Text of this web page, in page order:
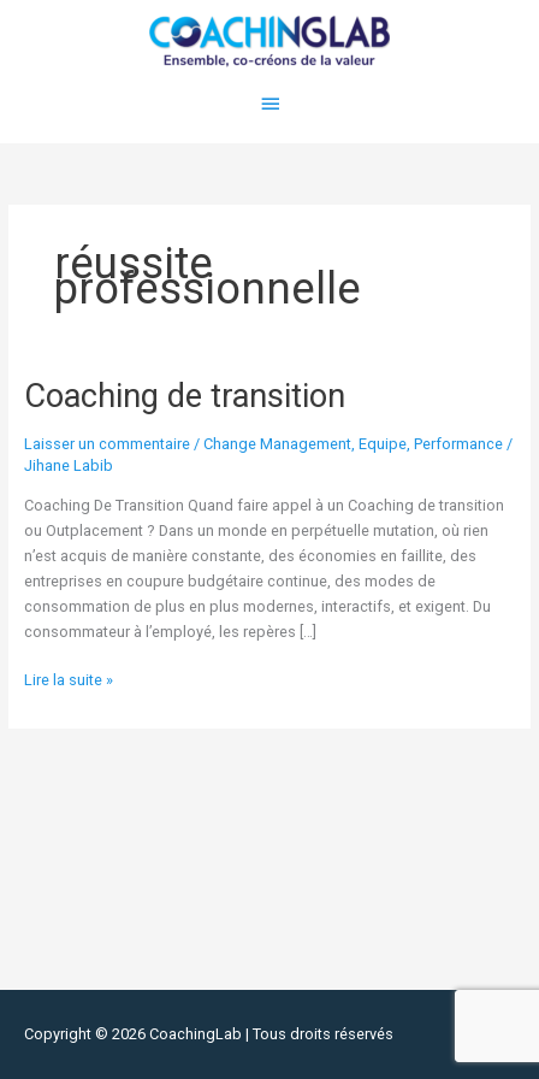
Menu
réussite
professionnelle
Coaching de transition
Laisser un commentaire / Change Management, Equipe, Performance/
Jihane Labib
Coaching De Transition​ Quand faire appel à un Coaching de transition
ou Outplacement ? Dans un monde en perpétuelle mutation, où rien
n’est acquis de manière constante, des économies en faillite, des
entreprises en coupure budgétaire continue, des modes de
consommation de plus en plus modernes, interactifs, et exigent. Du
consommateur à l’employé, les repères […]
Coaching
de
transition
Lire la suite »
Copyright © 2026 CoachingLab | Tous droits réservés